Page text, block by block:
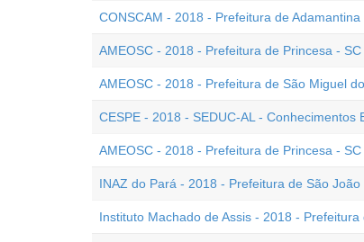
CONSCAM - 2018 - Prefeitura de
AMEOSC - 2018 - Prefeitura de Princesa -
AMEOSC - 2018 - Prefeitura de São Miguel
CESPE - 2018 - SEDUC-AL -
AMEOSC - 2018 - Prefeitura de Princesa -
INAZ do Pará - 2018 - Prefeitura de São
Instituto Machado de Assis - 2018 -